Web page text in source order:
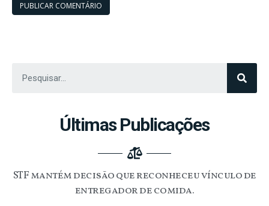
Últimas Publicações
STF mantém decisão que reconheceu vínculo de
entregador de comida.